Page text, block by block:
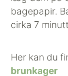
bagepapir.
cirka 7
Her kan du
brunkager